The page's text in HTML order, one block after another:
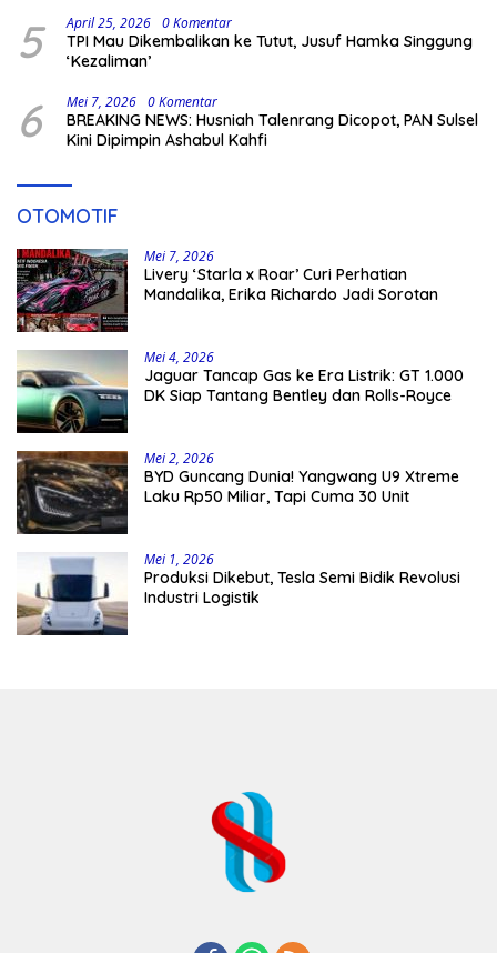
5 April 25, 2026 0 Komentar
TPI Mau Dikembalikan ke Tutut, Jusuf Hamka Singgung
‘Kezaliman’
6 Mei 7, 2026 0 Komentar
BREAKING NEWS: Husniah Talenrang Dicopot, PAN Sulsel
Kini Dipimpin Ashabul Kahfi
OTOMOTIF
Mei 7, 2026
Livery ‘Starla x Roar’ Curi Perhatian
Mandalika, Erika Richardo Jadi Sorotan
Mei 4, 2026
Jaguar Tancap Gas ke Era Listrik: GT 1.000
DK Siap Tantang Bentley dan Rolls-Royce
Mei 2, 2026
BYD Guncang Dunia! Yangwang U9 Xtreme
Laku Rp50 Miliar, Tapi Cuma 30 Unit
Mei 1, 2026
Produksi Dikebut, Tesla Semi Bidik Revolusi
Industri Logistik